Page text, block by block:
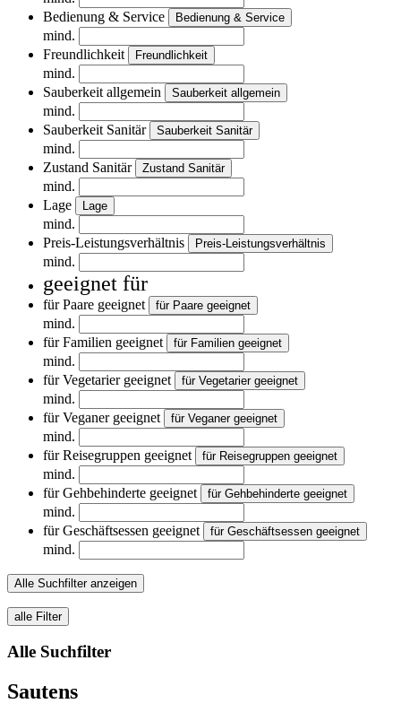
Bedienung & Service
Bedienung & Service
mind.
Freundlichkeit
Freundlichkeit
mind.
Sauberkeit allgemein
Sauberkeit allgemein
mind.
Sauberkeit Sanitär
Sauberkeit Sanitär
mind.
Zustand Sanitär
Zustand Sanitär
mind.
Lage
Lage
mind.
Preis-Leistungsverhältnis
Preis-Leistungsverhältnis
mind.
geeignet für
für Paare geeignet für Paare geeignet
mind.
für Familien geeignet
für Familien geeignet
mind.
für Vegetarier geeignet
für Vegetarier geeignet
mind.
für Veganer geeignet
für Veganer geeignet
mind.
für Reisegruppen geeignet
für Reisegruppen geeignet
mind.
für Gehbehinderte geeignet
für Gehbehinderte geeignet
mind.
für Geschäftsessen geeignet
für Geschäftsessen geeignet
mind.
Alle Suchfilter anzeigen
alle Filter
Alle Suchfilter
Sautens